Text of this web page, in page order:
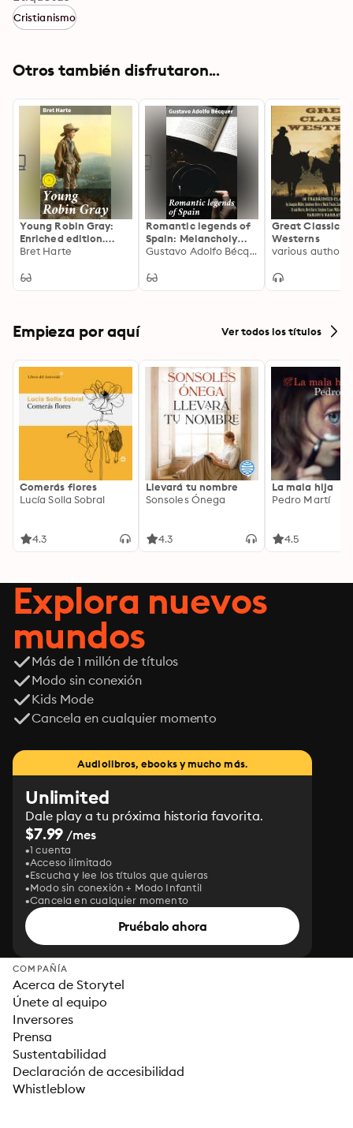
Cristianismo
Otros también disfrutaron...
Young Robin Gray:
Enriched edition.
Exploring the Wild
Adventure and Moral
Bret Harte
Romantic legends of
Spain: Melancholy
tales of love, destiny,
in Romantic Spain
Gustavo Adolfo Bécquer
Great Classic
Westerns
Empieza por aquí Ver todos los títulos
Comerás flores
Lucía Solla Sobral
4.3
Llevará tu nombre
Sonsoles Ónega
4.3
La mala hija
Pedro Martí
4.5
Explora nuevos
mundos
Más de 1 millón de títulos
Modo sin conexión
Kids Mode
Cancela en cualquier momento
Audiolibros, ebooks y mucho más.
Unlimited
Dale play a tu próxima historia favorita.
$7.99 /mes
1 cuenta
Acceso ilimitado
Escucha y lee los títulos que quieras
Modo sin conexión + Modo Infantil
Cancela en cualquier momento
Pruébalo ahora
COMPAÑÍA
Acerca de Storytel
Únete al equipo
Inversores
Prensa
Sustentabilidad
Declaración de accesibilidad
Whistleblow